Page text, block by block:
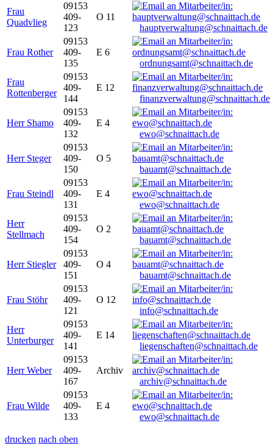
Frau
Quadvlieg
09153
409-
123
O 11
hauptverwaltung@schnaittach.de
Frau Rother
09153
409-
135
E 6
ordnungsamt@schnaittach.de
Frau
Rottenberger
09153
409-
144
E 12
finanzverwaltung@schnaittach.de
Herr Shamo
09153
409-
132
E 4
ewo@schnaittach.de
Herr Steger
09153
409-
150
O 5
bauamt@schnaittach.de
Frau Steindl
09153
409-
131
E 4
ewo@schnaittach.de
Herr
Stellmach
09153
409-
154
O 2
bauamt@schnaittach.de
Herr Stiegler
09153
409-
151
O 4
bauamt@schnaittach.de
Frau Stöhr
09153
409-
121
O 12
info@schnaittach.de
Herr
Unterburger
09153
409-
141
E 14
liegenschaften@schnaittach.de
Herr Weber
09153
409-
167
Archiv
archiv@schnaittach.de
Frau Wilde
09153
409-
133
E 4
ewo@schnaittach.de
drucken nach oben